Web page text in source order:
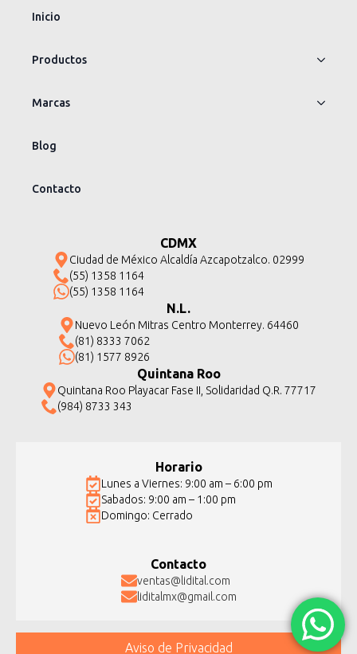
Inicio
Productos
Marcas
Blog
Contacto
CDMX
Ciudad de México Alcaldía Azcapotzalco. 02999
(55) 1358 1164
(55) 1358 1164
N.L.
Nuevo León Mitras Centro Monterrey. 64460
(81) 8333 7062
(81) 1577 8926
Quintana Roo
Quintana Roo Playacar Fase II, Solidaridad Q.R. 77717
(984) 8733 343
Horario
Lunes a Viernes: 9:00 am – 6:00 pm
Sabados: 9:00 am – 1:00 pm
Domingo: Cerrado
Contacto
ventas@lidital.com
liditalmx@gmail.com
Aviso de Privacidad